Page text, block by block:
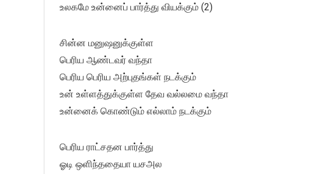
உலகமே உன்னைப் பார்த்து வியக்கும் (2)
சின்ன மனுஷனுக்குள்ள
பெரிய ஆண்டவர் வந்தா
பெரிய பெரிய அற்புதங்கள் நடக்கும்
உன் உள்ளத்துக்குள்ள தேவ வல்லமை வந்தா
உன்னைக் கொண்டும் எல்லாம் நடக்கும்
பெரிய ராட்சதன பார்த்து
ஓடி ஒளிந்ததையா யசஅல